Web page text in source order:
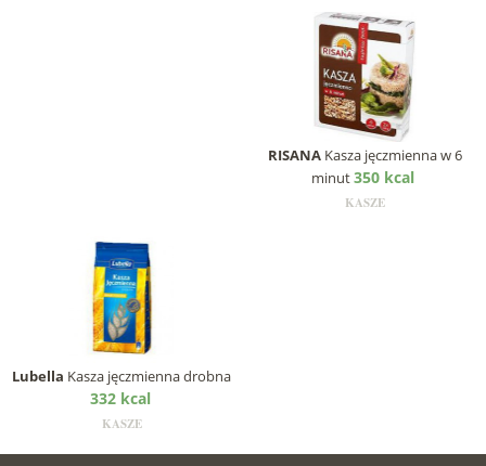
RISANAKasza jęczmienna w 6
minut350 kcal
KASZE
Lubella Kasza jęczmienna drobna
332 kcal
KASZE